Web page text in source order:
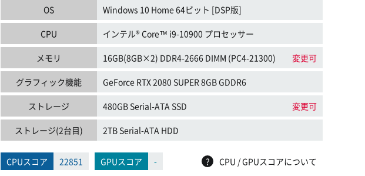
OS Windows 10 Home 64ビット [DSP版]
CPU インテル® Core™ i9-10900 プロセッサー
メモリ 16GB(8GB×2) DDR4-2666 DIMM (PC4-21300) 変更可
グラフィック機能 GeForce RTX 2080 SUPER 8GB GDDR6
ストレージ 480GB Serial-ATA SSD 変更可
ストレージ(2台目) 2TB Serial-ATA HDD
CPUスコア 22851 GPUスコア - ? CPU / GPUスコアについて